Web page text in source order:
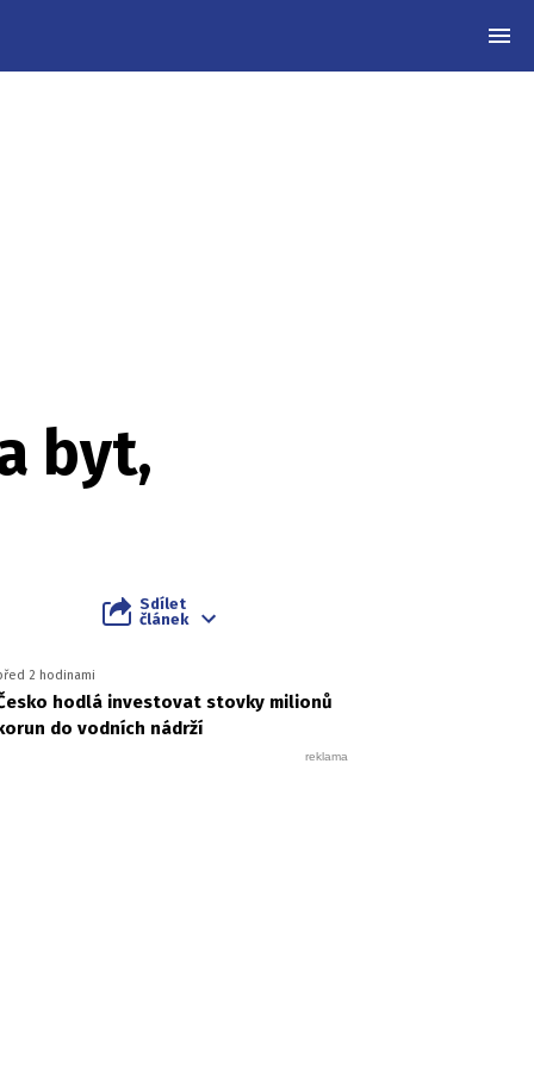
byt,
Sdílet
článek
2 hodinami
hodlá investovat stovky milionů
do vodních nádrží